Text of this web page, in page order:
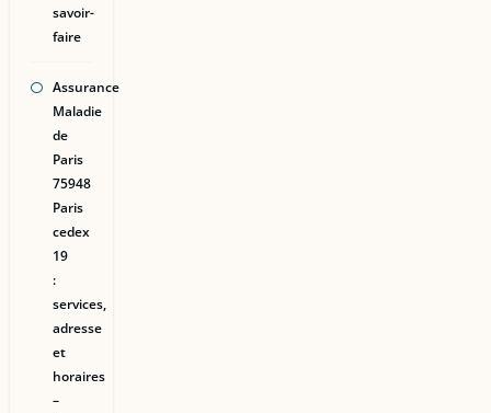
savoir-
faire
Assurance
Maladie
de
Paris
75948
Paris
cedex
19
:
services,
adresse
et
horaires
–